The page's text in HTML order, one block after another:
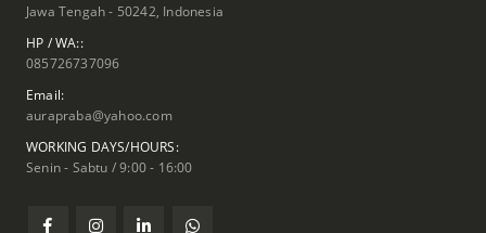
Jawa Tengah - 50242, Indonesia
HP / WA::
085726737096
Email:
aurapraba@yahoo.com
WORKING DAYS/HOURS:
Senin - Sabtu / 9:00 - 16:00